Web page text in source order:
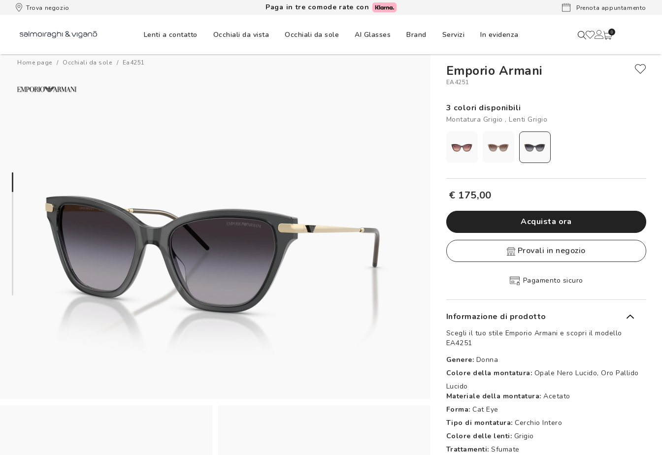
Trova negozio Paga in tre comode rate con Lenti a
Prenota appuntamento
Lenti a contatto Occhiali da vista Occhiali da sole AI Glasses Brand Servizi In evidenza 0
Home page Occhiali da sole ea4251 Emporio Armani
EA4251
3 colori disponibili
Montatura Grigio , Lenti Grigio
€ 175,00
Acquista ora
provali in negozio
Spedizione sicura e gratuita, senza spesa minima Pagamento sicuro
Informazione di prodotto
Scegli il tuo stile Emporio Armani e scopri il modello
EA4251
Genere: Donna
Colore della montatura: Opale Nero Lucido, Oro Pallido
Lucido
Materiale della montatura: Acetato
Forma: Cat Eye
Tipo di montatura: Cerchio Intero
Colore delle lenti: Grigio
Trattamenti: Sfumate